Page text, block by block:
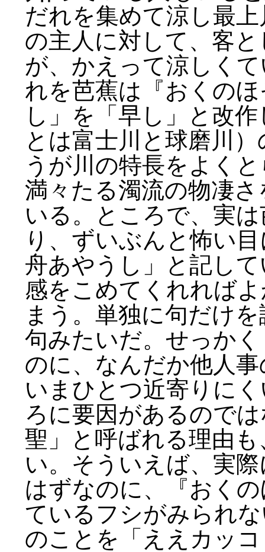
だれを集めて涼し最
の主人に対して、客
が、かえって涼しく
れを芭蕉は『おくの
し」を「早し」と改
とは富士川と球磨川
うが川の特長をよく
満々たる濁流の物凄
いる。ところで、実
り、ずいぶんと怖い
舟あやうし」と記し
感をこめてくれれば
まう。単独に句だけ
句みたいだ。せっか
のに、なんだか他人
いまひとつ近寄りに
ろに要因があるので
聖」と呼ばれる理由
い。そういえば、実
はずなのに、『おく
ているフシがみられ
のことを「ええカッ